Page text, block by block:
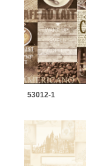
53012-1